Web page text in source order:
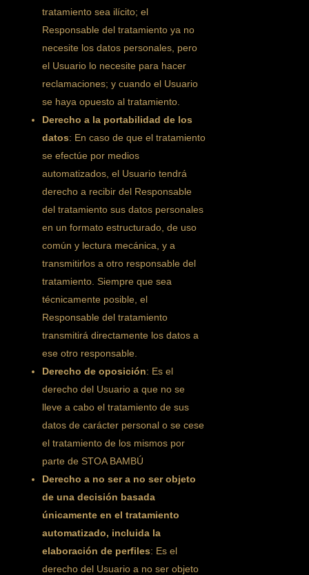
tratamiento sea ilícito; el
Responsable del tratamiento ya no
necesite los datos personales, pero
el Usuario lo necesite para hacer
reclamaciones; y cuando el Usuario
se haya opuesto al tratamiento.
Derecho a la portabilidad de los
datos: En caso de que el tratamiento
se efectúe por medios
automatizados, el Usuario tendrá
derecho a recibir del Responsable
del tratamiento sus datos personales
en un formato estructurado, de uso
común y lectura mecánica, y a
transmitirlos a otro responsable del
tratamiento. Siempre que sea
técnicamente posible, el
Responsable del tratamiento
transmitirá directamente los datos a
ese otro responsable.
Derecho de oposición: Es el
derecho del Usuario a que no se
lleve a cabo el tratamiento de sus
datos de carácter personal o se cese
el tratamiento de los mismos por
parte de STOA BAMBÚ
Derecho a no ser a no ser objeto
de una decisión basada
únicamente en el tratamiento
automatizado, incluida la
elaboración de perfiles: Es el
derecho del Usuario a no ser objeto